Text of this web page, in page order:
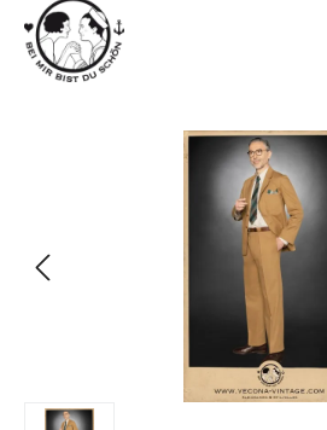
Bildergalerie überspringen